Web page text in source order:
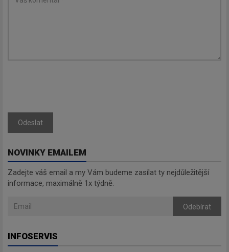
Odeslat
NOVINKY EMAILEM
Zadejte váš email a my Vám budeme zasílat ty nejdůležitější
informace, maximálně 1x týdně.
Odebírat
INFOSERVIS